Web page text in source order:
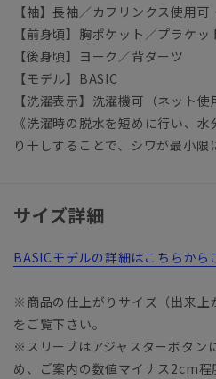
【袖】長袖／カフリンクス使用可
【前身頃】胸ポケット／プラケッ
【後身頃】ヨーク／背ダーツ
【モデル】BASIC
【洗濯表示】洗濯機可（ネット使
《洗濯時の脱水を短めに行い、
り干しすることで、シワが最小限
サイズ詳細
BASICモデルの詳細はこちらから
※商品の仕上がりサイズ（出来上
をご覧下さい。
※スリーブはアジャスターボタン
め、ご案内の数値マイナス2cm程